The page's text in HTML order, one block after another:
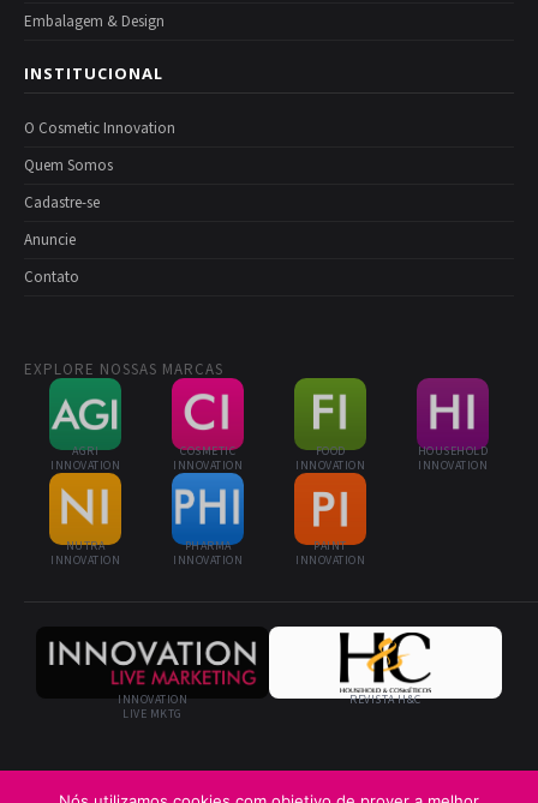
Embalagem & Design
INSTITUCIONAL
O Cosmetic Innovation
Quem Somos
Cadastre-se
Anuncie
Contato
EXPLORE NOSSAS MARCAS
AGRI
INNOVATION
COSMETIC
INNOVATION
FOOD
INNOVATION
HOUSEHOLD
INNOVATION
NUTRA
INNOVATION
PHARMA
INNOVATION
PAINT
INNOVATION
INNOVATION
LIVE MKTG
REVISTA H&C